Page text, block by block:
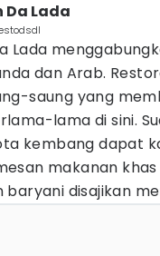
Da Lada
Lada
dan Arab.
saung yang
lama di sini.
kembang dapat
makanan khas
baryani disajikan